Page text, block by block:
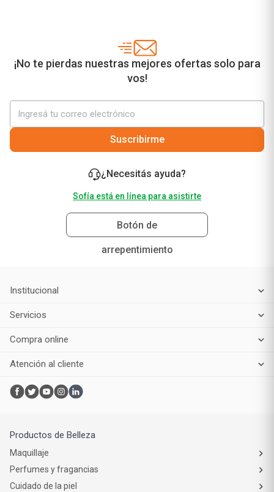
¡No te pierdas nuestras mejores ofertas solo para
vos!
Suscribirme
¿Necesitás ayuda?
Sofía está en línea para asistirte
Botón de
arrepentimiento
Institucional
Servicios
Compra online
Atención al cliente
Productos de Belleza
Maquillaje
Perfumes y fragancias
Cuidado de la piel